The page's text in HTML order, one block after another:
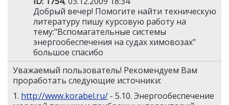
Добрый вечер! Помогите найти техническую
литературу пишу курсовую работу на
тему:"Вспомагательные системы
энергообеспечения на судах химовозах"
большое спасибо
Уважаемый пользователь! Рекомендуем Вам
проработать следующие источники:
1. http://www.korabel.ru/ - 5.10. Энергообеспечение